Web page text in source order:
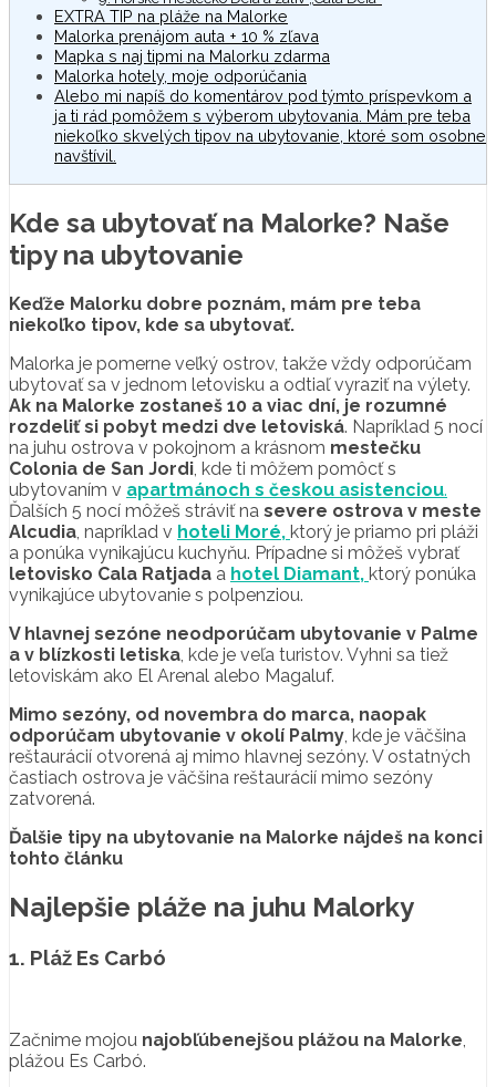
EXTRA TIP na pláže na Malorke
Malorka prenájom auta + 10 % zľava
Mapka s naj tipmi na Malorku zdarma
Malorka hotely, moje odporúčania
Alebo mi napíš do komentárov pod týmto príspevkom a
ja ti rád pomôžem s výberom ubytovania. Mám pre teba
niekoľko skvelých tipov na ubytovanie, ktoré som osobne
navštívil.
Kde sa ubytovať na Malorke? Naše
tipy na ubytovanie
Keďže Malorku dobre poznám, mám pre teba
niekoľko tipov, kde sa ubytovať.
Malorka je pomerne veľký ostrov, takže vždy odporúčam
ubytovať sa v jednom letovisku a odtiaľ vyraziť na výlety.
Ak na Malorke zostaneš 10 a viac dní, je rozumné
rozdeliť si pobyt medzi dve letoviská. Napríklad 5 nocí
na juhu ostrova v pokojnom a krásnom mestečku
Colonia de San Jordi, kde ti môžem pomôcť s
ubytovaním v apartmánoch s českou asistenciou.
Ďalších 5 nocí môžeš stráviť na severe ostrova v meste
Alcudia, napríklad v hoteli Moré, ktorý je priamo pri pláži
a ponúka vynikajúcu kuchyňu. Prípadne si môžeš vybrať
letovisko Cala Ratjada a hotel Diamant, ktorý ponúka
vynikajúce ubytovanie s polpenziou.
V hlavnej sezóne neodporúčam ubytovanie v Palme
a v blízkosti letiska, kde je veľa turistov. Vyhni sa tiež
letoviskám ako El Arenal alebo Magaluf.
Mimo sezóny, od novembra do marca, naopak
odporúčam ubytovanie v okolí Palmy, kde je väčšina
reštaurácií otvorená aj mimo hlavnej sezóny. V ostatných
častiach ostrova je väčšina reštaurácií mimo sezóny
zatvorená.
Ďalšie tipy na ubytovanie na Malorke nájdeš na konci
tohto článku
Najlepšie pláže na juhu Malorky
1. Pláž Es Carbó
Začnime mojou najobľúbenejšou plážou na Malorke
plážou Es Carbó.